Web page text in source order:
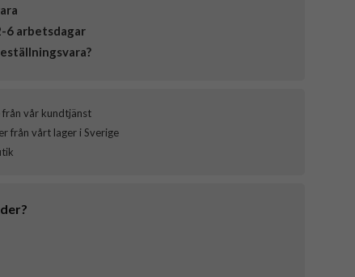
6 arbetsdagar
från vår kundtjänst
från vårt lager i Sverige